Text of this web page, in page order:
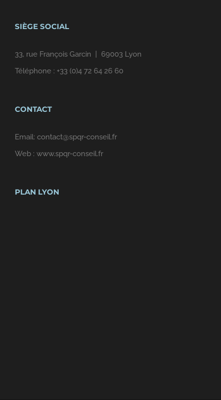
SIÈGE SOCIAL
33, rue François Garcin | 69003 Lyon
Téléphone : +33 (0)4 72 64 26 60
CONTACT
Email: contact@spqr-conseil.fr
Web : www.spqr-conseil.fr
PLAN LYON